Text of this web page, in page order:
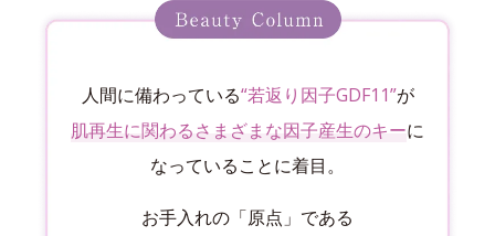
人間に備わっている“若返り因子GDF11”が
肌再生に関わるさまざまな因子産生のキーに
なっていることに着目。
お手入れの「原点」である